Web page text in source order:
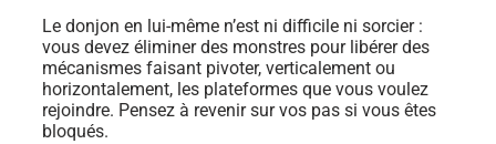
Le donjon en lui-même n’est ni difficile ni sorcier :
vous devez éliminer des monstres pour libérer des
mécanismes faisant pivoter, verticalement ou
horizontalement, les plateformes que vous voulez
rejoindre. Pensez à revenir sur vos pas si vous êtes
bloqués.